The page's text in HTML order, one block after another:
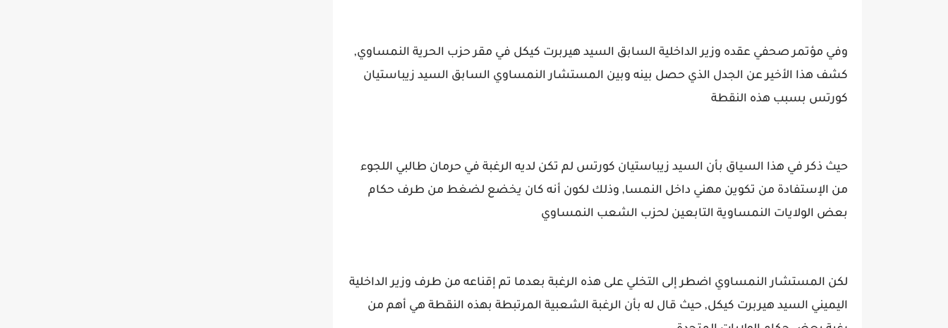
وفي مؤتمر صحفي عقده وزير الداخلية السابق السيد هيربرت كيكل في مقر حزب الحرية النمساوي,
كشف هذا الأخير عن الجدل الذي حصل بينه وبين المستشار النمساوي السابق السيد زيباستيان
كورتس بسبب هذه النقطة
حيث ذكر في هذا السياق بأن السيد زيباستيان كورتس لم تكن لديه الرغبة في حرمان طالبي اللجوء
من الإستفادة من تكوين مهني داخل النمسا, وذلك لكون أنه كان يخضع لضغط من طرف حكام
بعض الولايات النمساوية التابعين لحزب الشعب النمساوي
لكن المستشار النمساوي اضطر إلى التخلي على هذه الرغبة بعدما تم إقناعه من طرف وزير الداخلية
اليميني السيد هيربرت كيكل, حيث قال له بأن الرغبة الشعبية المرتبطة بهذه النقطة هي أهم من